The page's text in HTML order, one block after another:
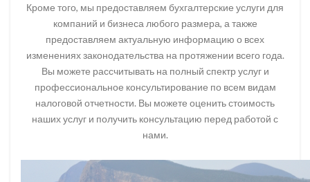
Кроме того, мы предоставляем бухгалтерские услуги для
компаний и бизнеса любого размера, а также
предоставляем актуальную информацию о всех
изменениях законодательства на протяжении всего года.
Вы можете рассчитывать на полный спектр услуг и
профессиональное консультирование по всем видам
налоговой отчетности. Вы можете оценить стоимость
наших услуг и получить консультацию перед работой с
нами.